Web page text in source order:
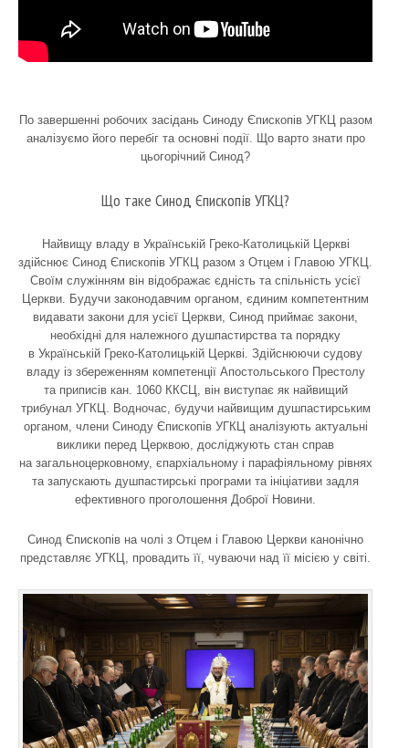
По завершенні робочих засідань Синоду Єпископів УГКЦ разом
аналізуємо його перебіг та основні події. Що варто знати про
цьогорічний Синод?
Що таке Синод Єпископів УГКЦ?
Найвищу владу в Українській Греко-Католицькій Церкві
здійснює Синод Єпископів УГКЦ разом з Отцем і Главою УГКЦ.
Своїм служінням він відображає єдність та спільність усієї
Церкви. Будучи законодавчим органом, єдиним компетентним
видавати закони для усієї Церкви, Синод приймає закони,
необхідні для належного душпастирства та порядку
в Українській Греко-Католицькій Церкві. Здійснюючи судову
владу із збереженням компетенції Апостольського Престолу
та приписів кан. 1060 ККСЦ, він виступає як найвищий
трибунал УГКЦ. Водночас, будучи найвищим душпастирським
органом, члени Синоду Єпископів УГКЦ аналізують актуальні
виклики перед Церквою, досліджують стан справ
на загальноцерковному, єпархіальному і парафіяльному рівнях
та запускають душпастирські програми та ініціативи задля
ефективного проголошення Доброї Новини.
Синод Єпископів на чолі з Отцем і Главою Церкви канонічно
представляє УГКЦ, провадить її, чуваючи над її місією у світі.